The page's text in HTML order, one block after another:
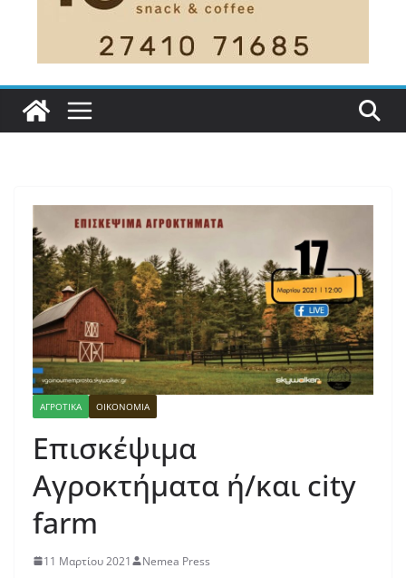
ΑΓΡΟΤΙΚΑ ΟΙΚΟΝΟΜΙΑ
Επισκέψιμα
Αγροκτήματα ή/και city
farm
11 Μαρτίου 2021 Nemea Press